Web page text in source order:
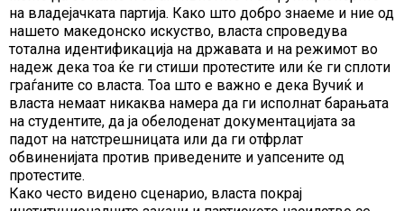
на владејачката партија. Како што добро знаеме и ние од
нашето македонско искуство, власта спроведува
тотална идентификација на државата и на режимот во
надеж дека тоа ќе ги стиши протестите или ќе ги сплоти
граѓаните со власта. Тоа што е важно е дека Вучиќ и
власта немаат никаква намера да ги исполнат барањата
на студентите, да ја обелоденат документацијата за
падот на натстрешницата или да ги отфрлат
обвиненијата против приведените и уапсените од
протестите.
Како често видено сценарио, власта покрај